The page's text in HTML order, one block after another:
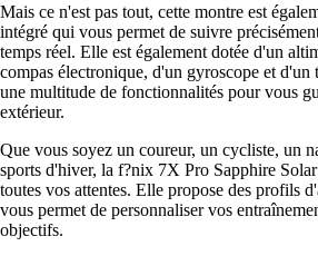
Mais ce n'est pas tout, cette montre est
intégré qui vous permet de suivre
temps réel. Elle est également dotée d'un
compas électronique, d'un gyroscope et d'un
une multitude de fonctionnalités pour vous
extérieur.
Que vous soyez un coureur, un cycliste, un
sports d'hiver, la f?nix 7X Pro Sapphire
toutes vos attentes. Elle propose des profils
vous permet de personnaliser vos
objectifs.